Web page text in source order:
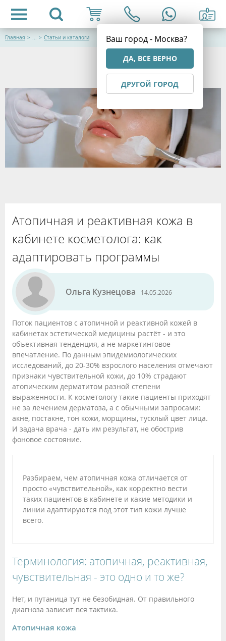
Ваш город - Москва?
ДА, ВСЕ ВЕРНО
ДРУГОЙ ГОРОД
Главная > ... > Статьи и каталоги
Атопичная и реактивная кожа в
кабинете косметолога: как
адаптировать программы
Ольга Кузнецова 14.05.2026
Поток пациентов с атопичной и реактивной кожей в
кабинетах эстетической медицины растёт - и это
объективная тенденция, а не маркетинговое
впечатление. По данным эпидемиологических
исследований, до 20-30% взрослого населения отмечают
признаки чувствительной кожи, до 10% страдают
атопическим дерматитом разной степени
выраженности. К косметологу такие пациенты приходят
не за лечением дерматоза, а с обычными запросами:
акне, постакне, тон кожи, морщины, тусклый цвет лица.
И задача врача - дать им результат, не обострив
фоновое состояние.
Разбираем, чем атопичная кожа отличается от
просто «чувствительной», как корректно вести
таких пациентов в кабинете и какие методики и
линии адаптируются под этот тип кожи лучше
всего.
Терминология: атопичная, реактивная,
чувствительная - это одно и то же?
Нет, и путаница тут не безобидная. От правильного
диагноза зависит вся тактика.
Атопичная кожа